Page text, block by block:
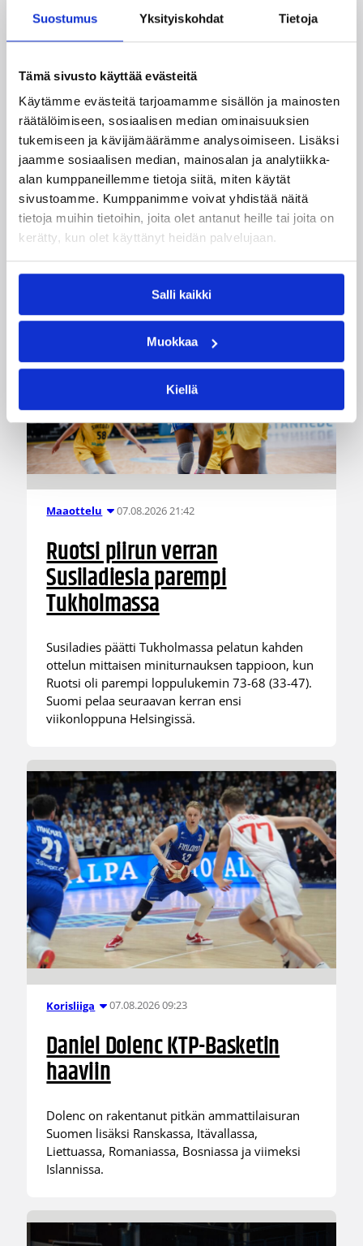
Suostumus Yksityiskohdat Tietoja
Tämä sivusto käyttää evästeitä
Käytämme evästeitä tarjoamamme sisällön ja mainosten
räätälöimiseen, sosiaalisen median ominaisuuksien
tukemiseen ja kävijämäärämme analysoimiseen. Lisäksi
jaamme sosiaalisen median, mainosalan ja analytiikka-
alan kumppaneillemme tietoja siitä, miten käytät
sivustoamme. Kumppanimme voivat yhdistää näitä
tietoja muihin tietoihin, joita olet antanut heille tai joita on
kerätty, kun olet käyttänyt heidän palvelujaan.
Salli kaikki
Muokkaa
Kiellä
Suomen 16-vuotiaat pojat
voittivat Luxemburgin – EM-
kisojen voittotili aukesi
vakuuttavalla pelillä
Suomen 16-vuotiaat pojat ottivat vakuuttavan
85–45-voiton Luxemburgista B-divisioonan EM-
kilpailuissa johtamalla ottelua alusta loppuun.
Suomi kohtaa huomenna Ruotsin klo 19.30
Suomen aikaa.
Maaottelu 07.08.2026 21:42
Ruotsi piirun verran
Susiladiesia parempi
Tukholmassa
Susiladies päätti Tukholmassa pelatun kahden
ottelun mittaisen miniturnauksen tappioon, kun
Ruotsi oli parempi loppulukemin 73-68 (33-47).
Suomi pelaa seuraavan kerran ensi
viikonloppuna Helsingissä.
Korisliiga 07.08.2026 09:23
Daniel Dolenc KTP-Basketin
haaviin
Dolenc on rakentanut pitkän ammattilaisuran
Suomen lisäksi Ranskassa, Itävallassa,
Liettuassa, Romaniassa, Bosniassa ja viimeksi
Islannissa.